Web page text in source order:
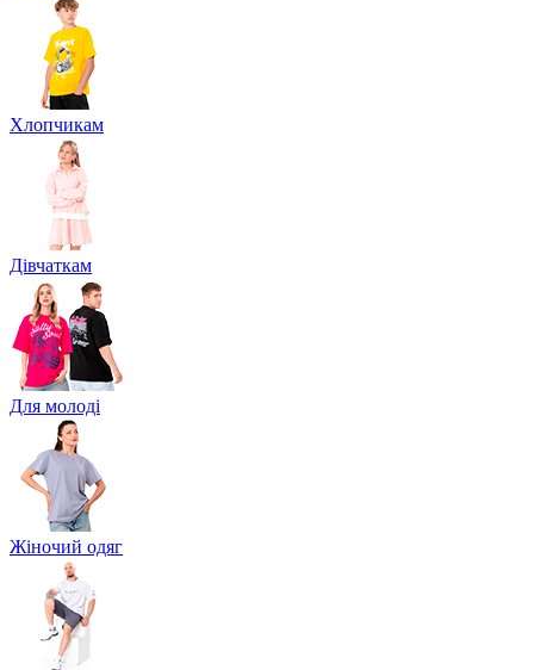
Хлопчикам
Дівчаткам
Для молоді
Жіночий одяг